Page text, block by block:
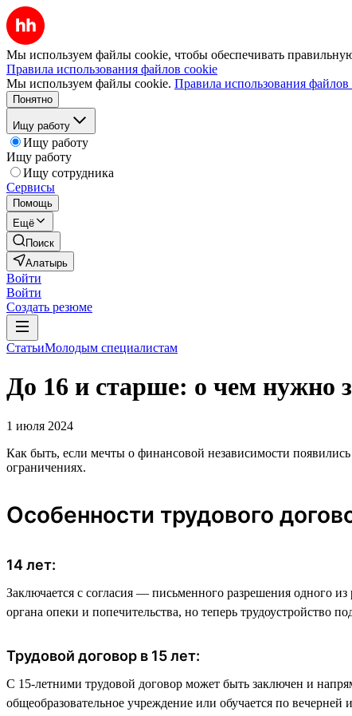
Мы используем файлы cookie, чтобы обеспечивать
Правила использования файлов cookie
Мы используем файлы cookie. Правила использования файлов
Понятно
Ищу работу
Ищу работу
Ищу работу
Ищу сотрудника
Сервисы
Помощь
Ещё
Поиск
Алатырь
Войти
Войти
Создать резюме
СтатьиМолодым специалистам
До 16 и старше: о чем нужно
1 июля 2024
Как быть, если мечты о финансовой независимости появились
ограничениях.
Особенности трудового
14 лет:
Заключается с согласия — письменного разрешения одного
органа опеки и попечительства, но теперь трудоустройство
Трудовой договор в 15 лет:
С 15-летними трудовой договор может быть заключен и
общеобразовательное учреждение или обучается по